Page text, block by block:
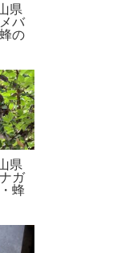
県
バ
の
県
ガ
蜂